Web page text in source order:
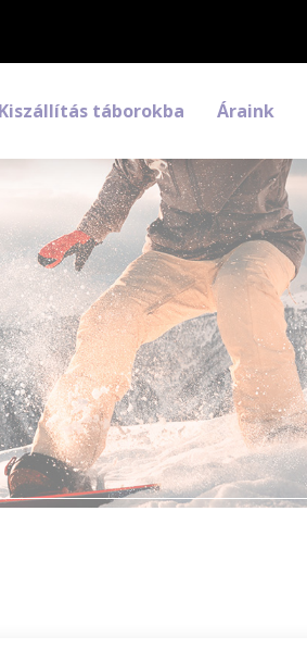
Kiszállítás táborokba Áraink